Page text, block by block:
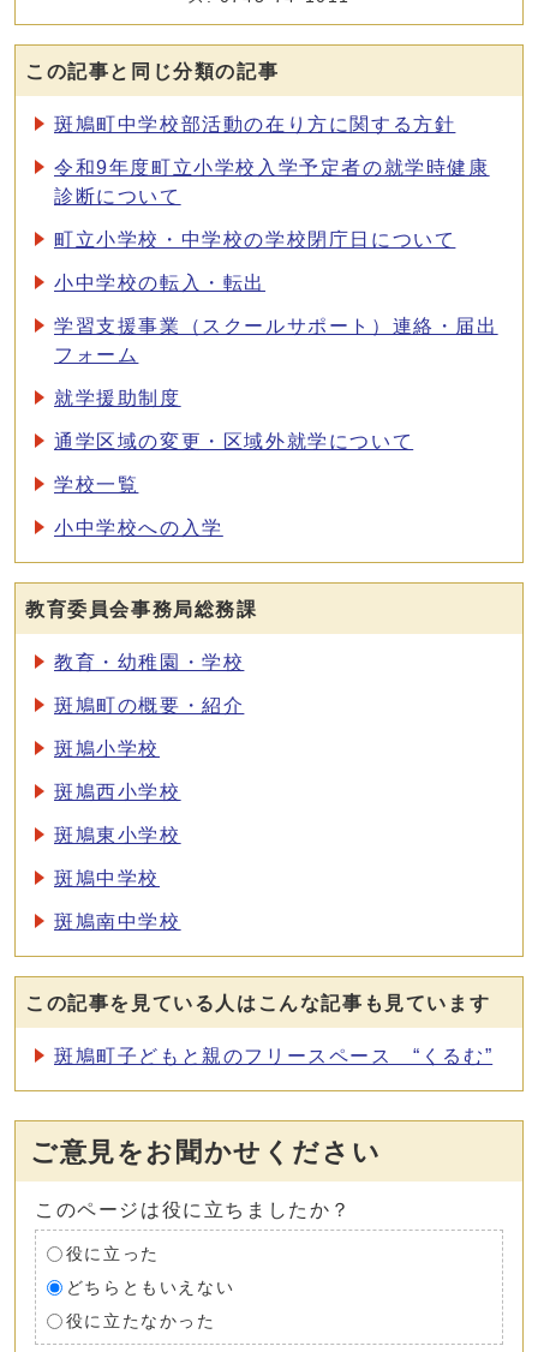
この記事と同じ分類の記事
斑鳩町中学校部活動の在り方に関する方針
令和9年度町立小学校入学予定者の就学時健康
診断について
町立小学校・中学校の学校閉庁日について
小中学校の転入・転出
学習支援事業（スクールサポート）連絡・届出
フォーム
就学援助制度
通学区域の変更・区域外就学について
学校一覧
小中学校への入学
教育委員会事務局総務課
教育・幼稚園・学校
斑鳩町の概要・紹介
斑鳩小学校
斑鳩西小学校
斑鳩東小学校
斑鳩中学校
斑鳩南中学校
この記事を見ている人はこんな記事も見ています
斑鳩町子どもと親のフリースペース “くるむ”
ご意見をお聞かせください
このページは役に立ちましたか？
役に立った
どちらともいえない
役に立たなかった